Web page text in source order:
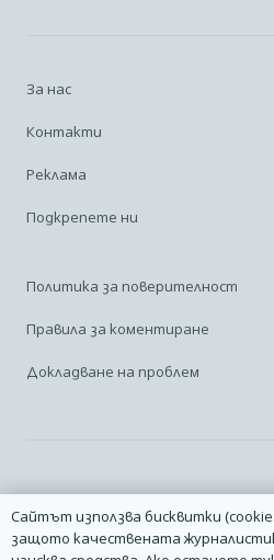
За нас
Контакти
Реклама
Подкрепете ни
Политика за поверителност
Правила за коментиране
Докладване на проблем
Linkedin
2014 – 2026 © Всички права
Сайтът използва бисквитки
защото качествената